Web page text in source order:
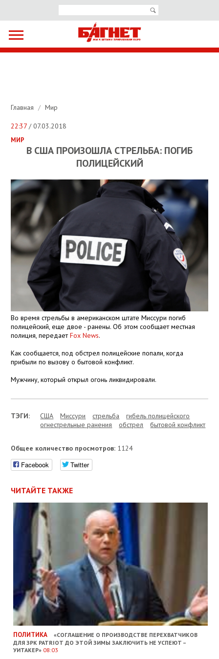
Главная / Мир
22:37 / 07.03.2018
МИР
В США ПРОИЗОШЛА СТРЕЛЬБА: ПОГИБ
ПОЛИЦЕЙСКИЙ
Во время стрельбы в американском штате Миссури погиб
полицейский, еще двое - ранены. Об этом сообщает местная
полиция, передаетFox News.
Как сообщается, под обстрел полицейские попали, когда
прибыли по вызову о бытовой конфликт.
Мужчину, который открыл огонь ликвидировали.
ТЭГИ: США Миссури стрельба
гибель полицейского
огнестрельные ранения
обстрел бытовой конфликт
Общее количество просмотров: 1124
Facebook Twitter
ЧИТАЙТЕ ТАКЖЕ
ПОЛИТИКА
«СОГЛАШЕНИЕ О ПРОИЗВОДСТВЕ ПЕРЕХВАТЧИКОВ
ДЛЯ ЗРК PATRIOT ДО ЭТОЙ ЗИМЫ ЗАКЛЮЧИТЬ НЕ УСПЕЮТ –
УИТАКЕР» 08:03